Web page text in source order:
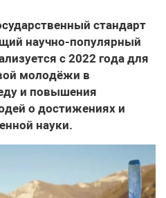
стандарт
научно-популярный
с 2022 года для
молодёжи в
и повышения
о достижениях и
науки.